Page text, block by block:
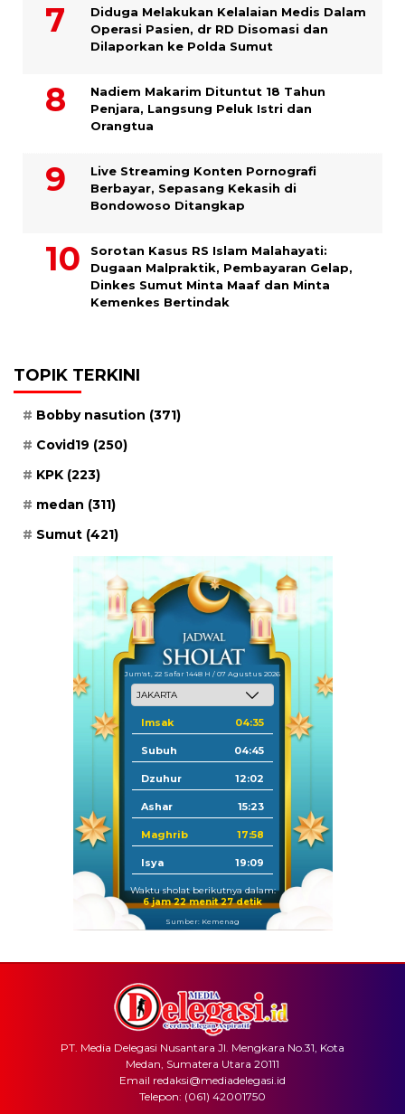
Diduga Melakukan Kelalaian Medis Dalam
Operasi Pasien, dr RD Disomasi dan
Dilaporkan ke Polda Sumut
​Nadiem Makarim Dituntut 18 Tahun
Penjara, Langsung Peluk Istri dan
Orangtua
Live Streaming Konten Pornografi
Berbayar, Sepasang Kekasih di
Bondowoso Ditangkap
Sorotan Kasus RS Islam Malahayati:
Dugaan Malpraktik, Pembayaran Gelap,
Dinkes Sumut Minta Maaf dan Minta
Kemenkes Bertindak
TOPIK TERKINI
Bobby nasution (371)
Covid19 (250)
KPK (223)
medan (311)
Sumut (421)
Jum'at, 22 Safar 1448 H / 07 Agustus 2026
Imsak 04:35
Subuh 04:45
Dzuhur 12:02
Ashar 15:23
Maghrib 17:58
Isya 19:09
Waktu sholat berikutnya dalam:
6 jam 22 menit 27 detik
Sumber: Kemenag
PT. Media Delegasi Nusantara Jl. Mengkara No.31, Kota
Medan, Sumatera Utara 20111
Email redaksi@mediadelegasi.id
Telepon: (061) 42001750